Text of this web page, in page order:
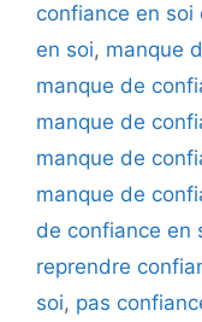
confiance en soi
en soi, manque
manque de
manque de
manque de
manque de
de confiance en
reprendre
soi, pas